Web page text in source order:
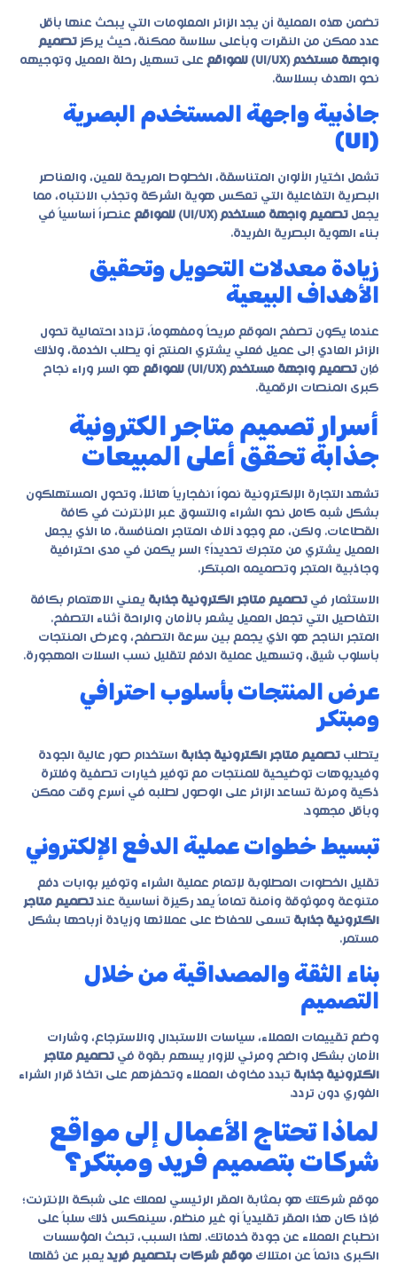
تضمن هذه العملية أن يجد الزائر المعلومات التي يبحث عنها بأقل
عدد ممكن من النقرات وبأعلى سلاسة ممكنة، حيث يركز تصميم
واجهة مستخدم (UI/UX) للمواقع
على تسهيل رحلة العميل وتوجيهه
نحو الهدف بسلاسة.
جاذبية واجهة المستخدم البصرية
(UI)
تشمل اختيار الألوان المتناسقة، الخطوط المريحة للعين، والعناصر
البصرية التفاعلية التي تعكس هوية الشركة وتجذب الانتباه، مما
يجعل تصميم واجهة مستخدم (UI/UX) للمواقع
عنصراً أساسياً في
بناء الهوية البصرية الفريدة.
زيادة معدلات التحويل وتحقيق
الأهداف البيعية
عندما يكون تصفح الموقع مريحاً ومفهوماً، تزداد احتمالية تحول
الزائر العادي إلى عميل فعلي يشتري المنتج أو يطلب الخدمة، ولذلك
فإن تصميم واجهة مستخدم (UI/UX) للمواقع
هو السر وراء نجاح
كبرى المنصات الرقمية.
أسرار تصميم متاجر الكترونية
جذابة تحقق أعلى المبيعات
تشهد التجارة الإلكترونية نمواً انفجارياً هائلاً، وتحول المستهلكون
بشكل شبه كامل نحو الشراء والتسوق عبر الإنترنت في كافة
القطاعات. ولكن، مع وجود آلاف المتاجر المنافسة، ما الذي يجعل
العميل يشتري من متجرك تحديداً؟ السر يكمن في مدى احترافية
وجاذبية المتجر وتصميمه المبتكر.
الاستثمار في تصميم متاجر الكترونية جذابة يعني الاهتمام بكافة
التفاصيل التي تجعل العميل يشعر بالأمان والراحة أثناء التصفح.
المتجر الناجح هو الذي يجمع بين سرعة التصفح، وعرض المنتجات
بأسلوب شيق، وتسهيل عملية الدفع لتقليل نسب السلات المهجورة.
عرض المنتجات بأسلوب احترافي
ومبتكر
يتطلب تصميم متاجر الكترونية جذابة استخدام صور عالية الجودة
وفيديوهات توضيحية للمنتجات مع توفير خيارات تصفية وفلترة
ذكية ومرنة تساعد الزائر على الوصول لطلبه في أسرع وقت ممكن
وبأقل مجهود.
تبسيط خطوات عملية الدفع الإلكتروني
تقليل الخطوات المطلوبة لإتمام عملية الشراء وتوفير بوابات دفع
متنوعة وموثوقة وآمنة تماماً يعد ركيزة أساسية عند تصميم متاجر
الكترونية جذابة تسعى للحفاظ على عملائها وزيادة أرباحها بشكل
مستمر.
بناء الثقة والمصداقية من خلال
التصميم
وضع تقييمات العملاء، سياسات الاستبدال والاسترجاع، وشارات
الأمان بشكل واضح ومرئي للزوار يسهم بقوة في تصميم متاجر
الكترونية جذابة تبدد مخاوف العملاء وتحفزهم على اتخاذ قرار الشراء
الفوري دون تردد.
لماذا تحتاج الأعمال إلى مواقع
شركات بتصميم فريد ومبتكر؟
موقع شركتك هو بمثابة المقر الرئيسي لعملك على شبكة الإنترنت؛
فإذا كان هذا المقر تقليدياً أو غير منظم، سينعكس ذلك سلباً على
انطباع العملاء عن جودة خدماتك. لهذا السبب، تبحث المؤسسات
الكبرى دائماً عن امتلاك موقع شركات بتصميم فريديعبر عن ثقلها